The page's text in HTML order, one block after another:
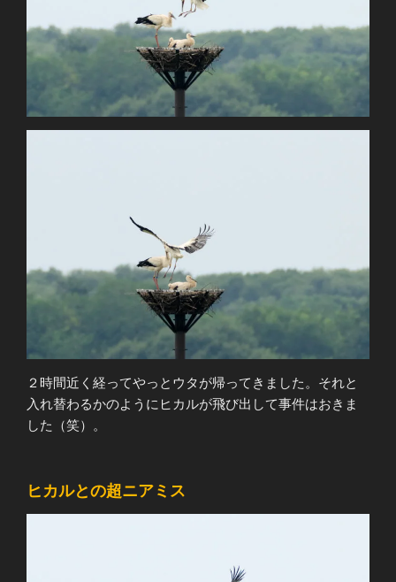
２時間近く経ってやっとウタが帰ってきました。それと
入れ替わるかのようにヒカルが飛び出して事件はおきま
した（笑）。
ヒカルとの超ニアミス